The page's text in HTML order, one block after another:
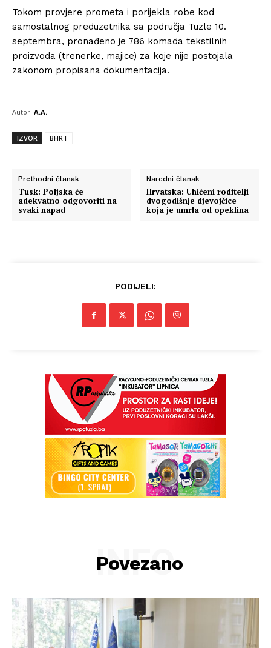
Tokom provjere prometa i porijekla robe kod
samostalnog preduzetnika sa područja Tuzle 10.
septembra, pronađeno je 786 komada tekstilnih
proizvoda (trenerke, majice) za koje nije postojala
zakonom propisana dokumentacija.
Autor: A.A.
IZVOR BHRT
Prethodni članak
Tusk: Poljska će
adekvatno odgovoriti na
svaki napad
Naredni članak
Hrvatska: Uhićeni roditelji
dvogodišnje djevojčice
koja je umrla od opeklina
PODIJELI:
Povezano
INFO